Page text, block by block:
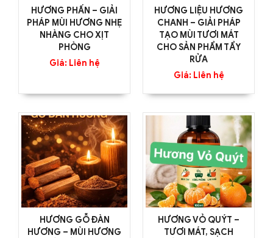
HƯƠNG PHẤN – GIẢI
PHÁP MÙI HƯƠNG NHẸ
NHÀNG CHO XỊT
PHÒNG
Giá: Liên hệ
HƯƠNG LIỆU HƯƠNG
CHANH – GIẢI PHÁP
TẠO MÙI TƯƠI MÁT
CHO SẢN PHẨM TẨY
RỬA
Giá: Liên hệ
HƯƠNG GỖ ĐÀN
HƯƠNG – MÙI HƯƠNG
HƯƠNG VỎ QUÝT –
TƯƠI MÁT, SẠCH